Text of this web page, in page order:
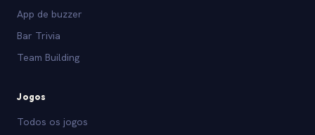
App de buzzer
Bar Trivia
Team Building
Jogos
Todos os jogos